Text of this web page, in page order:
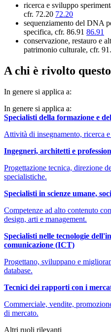
ricerca e sviluppo
cfr. 72.20 72.20
sequenziamento del DNA
specifica, cfr. 86.91 86.91
conservazione, restauro e
patrimonio culturale, cfr.
A chi è rivolto
In genere si applica a:
In genere si applica a:
Specialisti della formazione e
Attività di insegnamento, ricerca
Ingegneri, architetti e
Progettazione tecnica, direzione
specialistiche.
Specialisti in scienze umane,
Competenze ad alto contenuto
design, arti e management.
Specialisti nelle tecnologie
comunicazione (ICT)
Progettano, sviluppano e
database.
Tecnici dei rapporti con i
Commerciale, vendite,
di mercato.
Altri ruoli rilevanti